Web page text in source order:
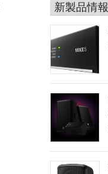
新製品情報